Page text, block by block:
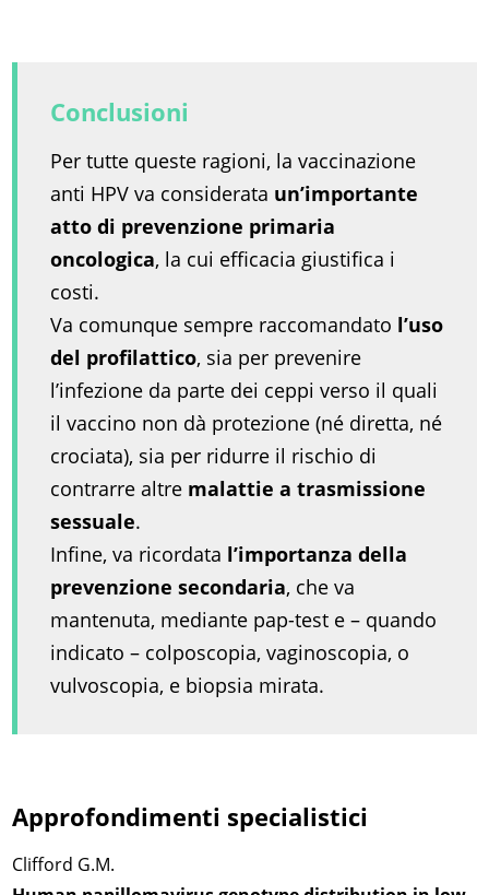
Conclusioni
Per tutte queste ragioni, la vaccinazione
anti HPV va considerata un’importante
atto di prevenzione primaria
oncologica, la cui efficacia giustifica i
costi.
Va comunque sempre raccomandato l’uso
del profilattico, sia per prevenire
l’infezione da parte dei ceppi verso il quali
il vaccino non dà protezione (né diretta, né
crociata), sia per ridurre il rischio di
contrarre altre malattie a trasmissione
sessuale.
Infine, va ricordata l’importanza della
prevenzione secondaria, che va
mantenuta, mediante pap-test e – quando
indicato – colposcopia, vaginoscopia, o
vulvoscopia, e biopsia mirata.
Approfondimenti specialistici
Clifford G.M.